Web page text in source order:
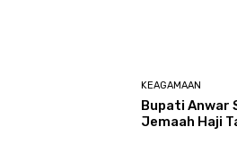
KEAGAMAAN
Bupati Anwar
Jemaah Haji